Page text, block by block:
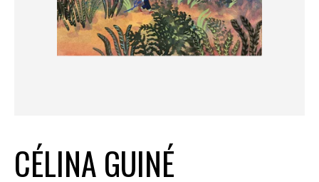
CÉLINA GUINÉ